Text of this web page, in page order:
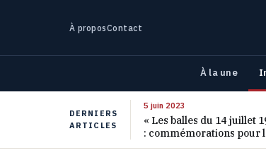
À proposContact
À la une
DERNIERS
ARTICLES
5 juin 2023
« Les balles du 14 juillet
: commémorations pour
ans de ce massacre